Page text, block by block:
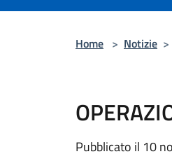
Home > Notizie >
Pubblicato il 10